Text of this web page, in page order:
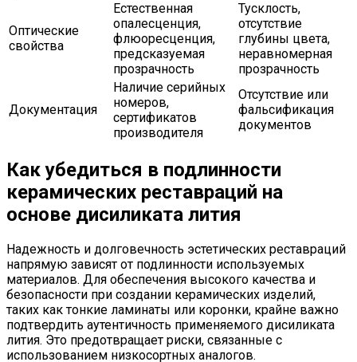
Оптические
свойства
Естественная
опалесценция,
флюоресценция,
предсказуемая
прозрачность
Тусклость,
отсутствие
глубины цвета,
неравномерная
прозрачность
Документация
Наличие серийных
номеров,
сертификатов
производителя
Отсутствие или
фальсификация
документов
Как убедиться в подлинности
керамических реставраций на
основе дисиликата лития
Надежность и долговечность эстетических реставраций
напрямую зависят от подлинности используемых
материалов. Для обеспечения высокого качества и
безопасности при создании керамических изделий,
таких как тонкие ламинаты или коронки, крайне важно
подтвердить аутентичность применяемого дисиликата
лития. Это предотвращает риски, связанные с
использованием низкосортных аналогов.